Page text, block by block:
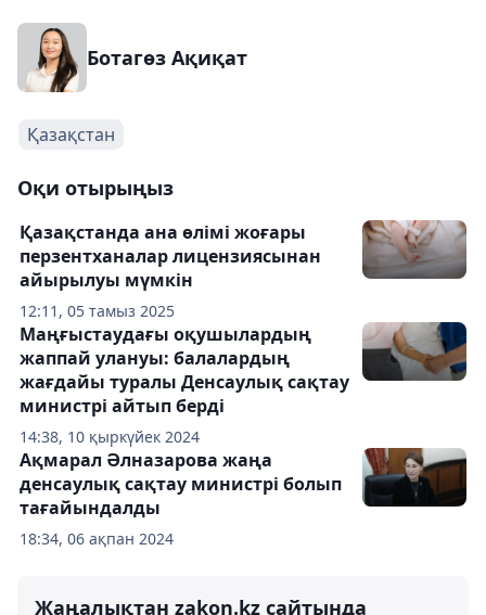
Ботагөз Ақиқат
Қазақстан
Оқи отырыңыз
12:11, 05 тамыз 2025
Қазақстанда ана өлімі жоғары
перзентханалар лицензиясынан
айырылуы мүмкін
14:38, 10 қыркүйек 2024
Маңғыстаудағы оқушылардың
жаппай улануы: балалардың
жағдайы туралы Денсаулық сақтау
министрі айтып берді
18:34, 06 ақпан 2024
Ақмарал Әлназарова жаңа
денсаулық сақтау министрі болып
тағайындалды
Жаңалықтан zakon.kz сайтында